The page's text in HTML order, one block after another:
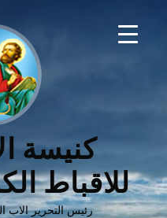
كنيسة
للاقباط
رئيس التحرير الاب